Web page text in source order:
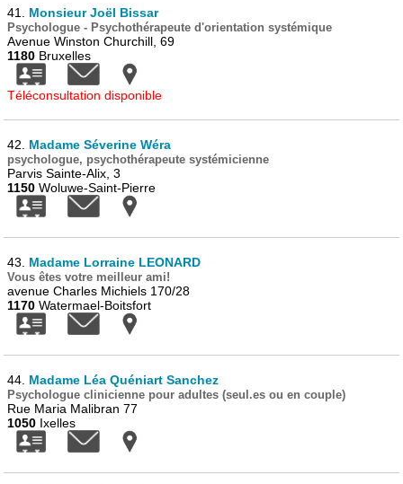
41. Monsieur Joël Bissar
Psychologue - Psychothérapeute d'orientation systémique
Avenue Winston Churchill, 69
1180 Bruxelles
Téléconsultation disponible
42. Madame Séverine Wéra
psychologue, psychothérapeute systémicienne
Parvis Sainte-Alix, 3
1150 Woluwe-Saint-Pierre
43. Madame Lorraine LEONARD
Vous êtes votre meilleur ami!
avenue Charles Michiels 170/28
1170 Watermael-Boitsfort
44. Madame Léa Quéniart Sanchez
Psychologue clinicienne pour adultes (seul.es ou en couple)
Rue Maria Malibran 77
1050 Ixelles